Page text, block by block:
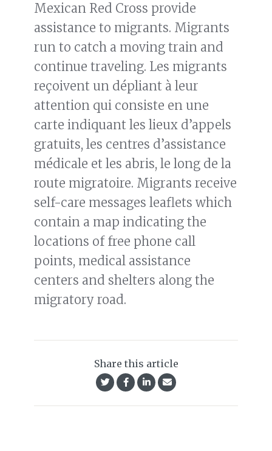
Mexican Red Cross provide
assistance to migrants. Migrants
run to catch a moving train and
continue traveling. Les migrants
reçoivent un dépliant à leur
attention qui consiste en une
carte indiquant les lieux d’appels
gratuits, les centres d’assistance
médicale et les abris, le long de la
route migratoire. Migrants receive
self-care messages leaflets which
contain a map indicating the
locations of free phone call
points, medical assistance
centers and shelters along the
migratory road.
Share this article